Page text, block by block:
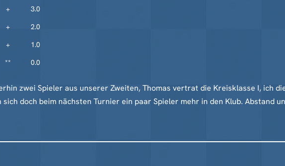
+
3.0
+
2.0
+
1.0
** 0.0
zwei Spieler aus unserer Zweiten, Thomas vertrat die Kreisklasse I, ich
doch beim nächsten Turnier ein paar Spieler mehr in den Klub. Abstand